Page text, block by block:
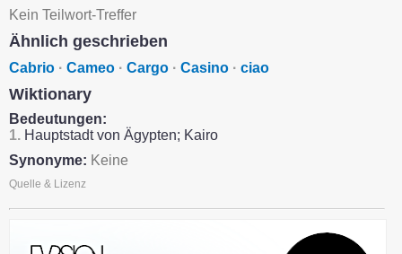
Kein Teilwort-Treffer
Ähnlich geschrieben
Cabrio · Cameo · Cargo · Casino · ciao
Wiktionary
Bedeutungen:
1. Hauptstadt von Ägypten; Kairo
Synonyme: Keine
Quelle & Lizenz